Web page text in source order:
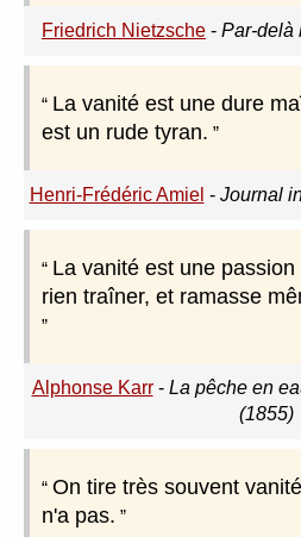
Friedrich Nietzsche - Par-delà
La vanité est une dure
est un rude tyran.
Henri-Frédéric Amiel - Journal
La vanité est une
rien traîner, et ramasse
Alphonse Karr- La pêche en
(1855)
On tire très souvent
n'a pas.